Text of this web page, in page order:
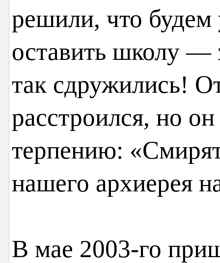
решили, что будем
оставить школу —
так сдружились!
расстроился, но
терпению:
нашего архиерея
В мае 2003-го